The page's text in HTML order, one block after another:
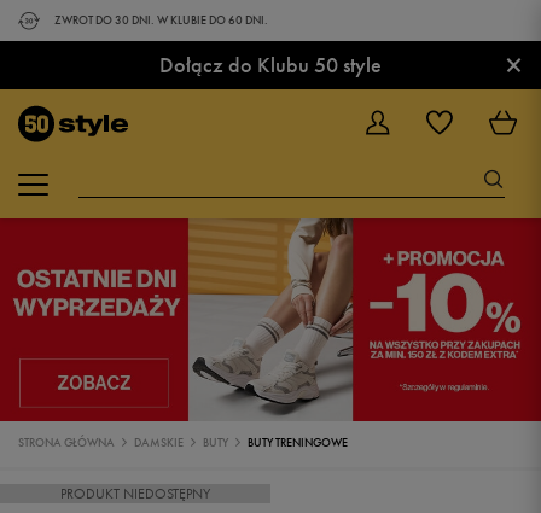
ZWROT DO 30 DNI. W KLUBIE DO 60 DNI.
Dołącz do Klubu 50 style ×
STRONA GŁÓWNA DAMSKIE BUTY BUTY TRENINGOWE
PRODUKT NIEDOSTĘPNY